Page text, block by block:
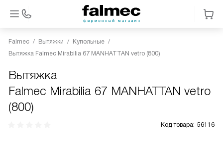
Falmec Вытяжки
Купольные
Вытяжка Falmec Mirabilia 67 MANHATTAN vetro (800)
Вытяжка
Falmec Mirabilia 67 MANHATTAN vetro
(800)
Код товара: 56116